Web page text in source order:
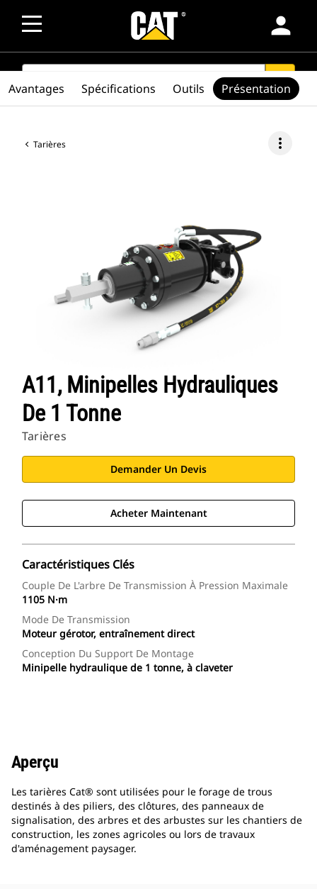
person
SEARCH search
Tarières more_vert
A11, Minipelles Hydrauliques
De 1 Tonne
Tarières
Demander Un Devis
Acheter Maintenant
Caractéristiques Clés
Couple De L'arbre De Transmission À Pression Maximale
1105 N·m
Mode De Transmission
Moteur gérotor, entraînement direct
Conception Du Support De Montage
Minipelle hydraulique de 1 tonne, à claveter
Avantages Spécifications Outils Présentation
Aperçu
Les tarières Cat® sont utilisées pour le forage de trous
destinés à des piliers, des clôtures, des panneaux de
signalisation, des arbres et des arbustes sur les chantiers de
construction, les zones agricoles ou lors de travaux
d'aménagement paysager.